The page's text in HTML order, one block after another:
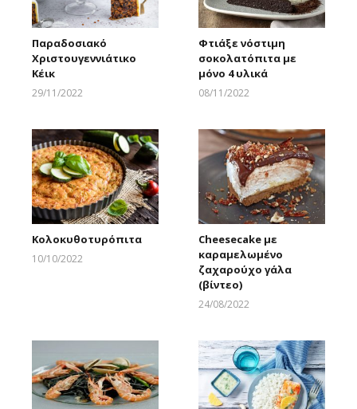
Παραδοσιακό
Χριστουγεννιάτικο
Κέικ
29/11/2022
Φτιάξε νόστιμη
σοκολατόπιτα με
μόνο 4 υλικά
08/11/2022
Κολοκυθοτυρόπιτα
10/10/2022
Cheesecake με
καραμελωμένο
ζαχαρούχο γάλα
(βίντεο)
24/08/2022